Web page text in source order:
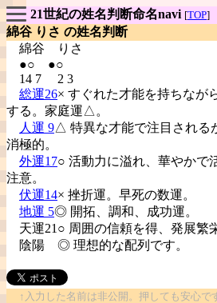
21世紀の姓名判断命名navi [TOP]
綿谷 りさ の姓名判断
綿谷
りさ
●○ ●○
14 7 2 3
総運26× すぐれた才能を持ちなが
する。家庭運△。
人運 9△ 特異な才能で注目される
消極的。
外運17○ 活動力に溢れ、華やかで
注意。
伏運14× 挫折運。早死の数運。
地運 5◎ 開拓、調和、成功運。
天運21○ 周囲の信頼を得、発展繁
陰陽 ◎ 理想的な配列です。
↑入力した名前は非公開。押しても安心で